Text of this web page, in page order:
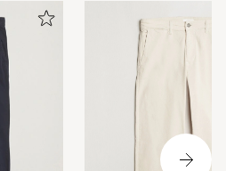
AM AUF CAREOFCARL.SE
Fann perfekt stl till
smal!
AM AUF CAREOFCARL.SE